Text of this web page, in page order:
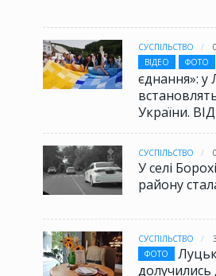
СУСПІЛЬСТВО
ВІДЕО
ФОТО
єднання»: у
України.
СУСПІЛЬСТВО
У селі
району
СУСПІЛЬСТВО
ФОТО
долучились